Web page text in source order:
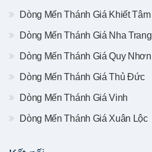
Dòng Mến Thánh Giá Khiết Tâm
Dòng Mến Thánh Giá Nha Trang
Dòng Mến Thánh Giá Quy Nhơn
Dòng Mến Thánh Giá Thủ Đức
Dòng Mến Thánh Giá Vinh
Dòng Mến Thánh Giá Xuân Lộc